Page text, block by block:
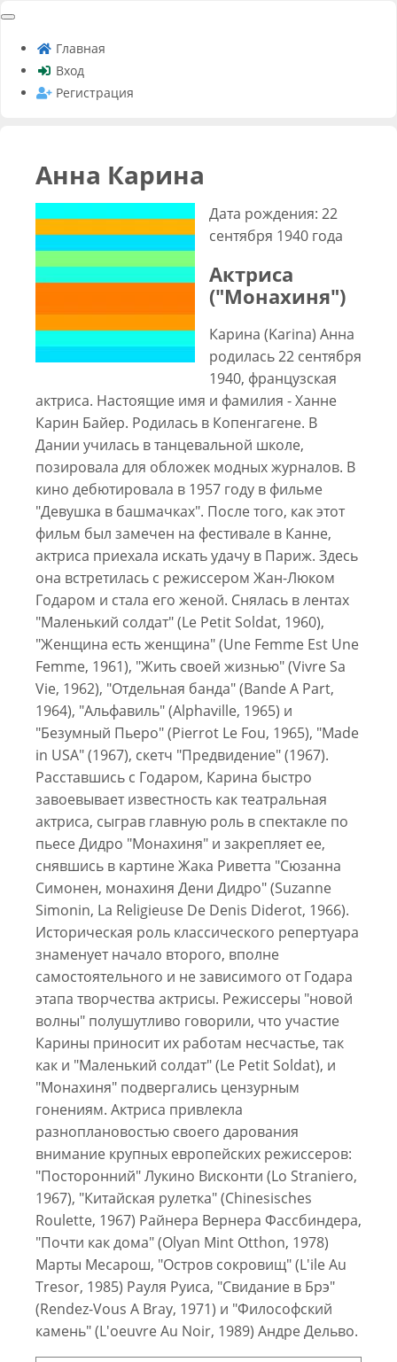
Главная
Вход
Регистрация
Анна Карина
Дата рождения: 22
сентября 1940 года
Актриса
("Монахиня")
Карина (Karina) Анна
родилась 22 сентября
1940, французская
актриса. Настоящие имя и фамилия - Ханне
Карин Байер. Родилась в Копенгагене. В
Дании училась в танцевальной школе,
позировала для обложек модных журналов. В
кино дебютировала в 1957 году в фильме
"Девушка в башмачках". После того, как этот
фильм был замечен на фестивале в Канне,
актриса приехала искать удачу в Париж. Здесь
она встретилась с режиссером Жан-Люком
Годаром и стала его женой. Снялась в лентах
"Маленький солдат" (Le Petit Soldat, 1960),
"Женщина есть женщина" (Une Femme Est Une
Femme, 1961), "Жить своей жизнью" (Vivre Sa
Vie, 1962), "Отдельная банда" (Bande A Part,
1964), "Альфавиль" (Alphaville, 1965) и
"Безумный Пьеро" (Pierrot Le Fou, 1965), "Made
in USA" (1967), скетч "Предвидение" (1967).
Расставшись с Годаром, Карина быстро
завоевывает известность как театральная
актриса, сыграв главную роль в спектакле по
пьесе Дидро "Монахиня" и закрепляет ее,
снявшись в картине Жака Риветта "Сюзанна
Симонен, монахиня Дени Дидро" (Suzanne
Simonin, La Religieuse De Denis Diderot, 1966).
Историческая роль классического репертуара
знаменует начало второго, вполне
самостоятельного и не зависимого от Годара
этапа творчества актрисы. Режиссеры "новой
волны" полушутливо говорили, что участие
Карины приносит их работам несчастье, так
как и "Маленький солдат" (Le Petit Soldat), и
"Монахиня" подвергались цензурным
гонениям. Актриса привлекла
разноплановостью своего дарования
внимание крупных европейских режиссеров:
"Посторонний" Лукино Висконти (Lo Straniero,
1967), "Китайская рулетка" (Chinesisches
Roulette, 1967) Райнера Вернера Фассбиндера,
"Почти как дома" (Olyan Mint Otthon, 1978)
Марты Месарош, "Остров сокровищ" (L'ile Au
Tresor, 1985) Рауля Руиса, "Свидание в Брэ"
(Rendez-Vous А Bray, 1971) и "Философский
камень" (L'oeuvre Au Noir, 1989) Андре Дельво.